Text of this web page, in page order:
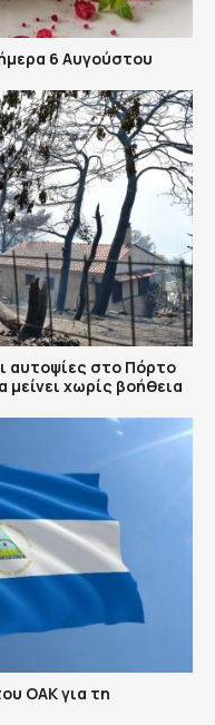
6 Αυγούστου
αυτοψίες στο Πόρτο
μείνει χωρίς βοήθεια
ΟΑΚ για τη